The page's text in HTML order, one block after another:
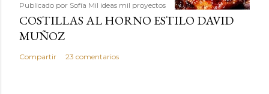
Publicado por Sofía Mil ideas mil proyectos
COSTILLAS AL HORNO ESTILO DAVID
MUÑOZ
Compartir 23 comentarios